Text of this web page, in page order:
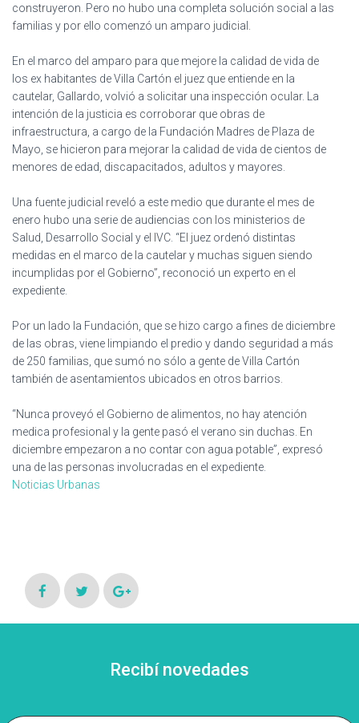
construyeron. Pero no hubo una completa solución social a las
familias y por ello comenzó un amparo judicial.
En el marco del amparo para que mejore la calidad de vida de
los ex habitantes de Villa Cartón el juez que entiende en la
cautelar, Gallardo, volvió a solicitar una inspección ocular. La
intención de la justicia es corroborar que obras de
infraestructura, a cargo de la Fundación Madres de Plaza de
Mayo, se hicieron para mejorar la calidad de vida de cientos de
menores de edad, discapacitados, adultos y mayores.
Una fuente judicial reveló a este medio que durante el mes de
enero hubo una serie de audiencias con los ministerios de
Salud, Desarrollo Social y el IVC. “El juez ordenó distintas
medidas en el marco de la cautelar y muchas siguen siendo
incumplidas por el Gobierno”, reconoció un experto en el
expediente.
Por un lado la Fundación, que se hizo cargo a fines de diciembre
de las obras, viene limpiando el predio y dando seguridad a más
de 250 familias, que sumó no sólo a gente de Villa Cartón
también de asentamientos ubicados en otros barrios.
“Nunca proveyó el Gobierno de alimentos, no hay atención
medica profesional y la gente pasó el verano sin duchas. En
diciembre empezaron a no contar con agua potable”, expresó
una de las personas involucradas en el expediente.
Noticias Urbanas
Recibí novedades